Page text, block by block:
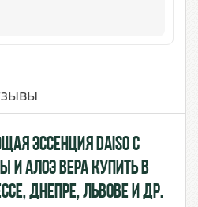
эссенция Daiso с
и Алоэ Вера купить в
Днепре, Львове и др.